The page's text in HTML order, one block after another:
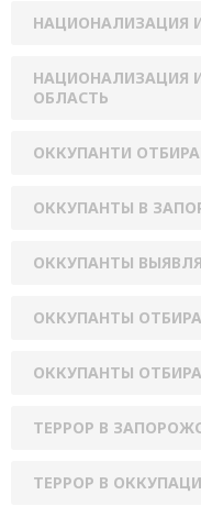
НАЦИОНАЛИЗАЦИЯ
НАЦИОНАЛИЗАЦИЯ
ОБЛАСТЬ
ОККУПАНТИ
ОККУПАНТЫ В
ОККУПАНТЫ
ОККУПАНТЫ
ОККУПАНТЫ
ТЕРРОР В
ТЕРРОР В